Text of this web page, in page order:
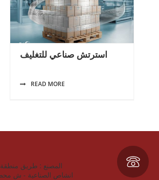
استرتش صناعي للتغليف
READ MORE
انشاص الصناعية - ش